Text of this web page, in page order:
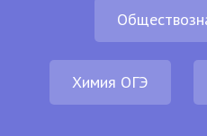
Химия ОГЭ